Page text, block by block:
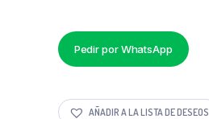
Pedir por WhatsApp
AÑADIR A LA LISTA DE DESEOS